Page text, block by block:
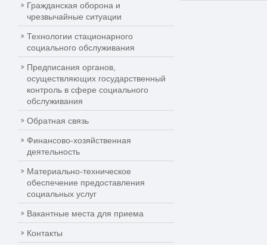
Гражданская оборона и
чрезвычайные ситуации
Технологии стационарного
социального обслуживания
Предписания органов,
осуществляющих государственный
контроль в сфере социального
обслуживания
Обратная связь
Финансово-хозяйственная
деятельность
Материально-техническое
обеспечение предоставления
социальных услуг
Вакантные места для приема
Контакты